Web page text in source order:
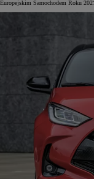
Europejskim Samochodem Roku